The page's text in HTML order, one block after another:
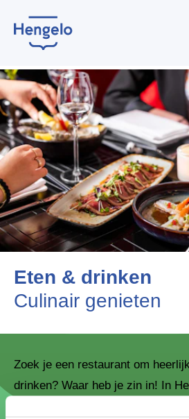
Eten & drinken
Culinair genieten
Zoek je een restaurant om
drinken? Waar heb je zin in! In